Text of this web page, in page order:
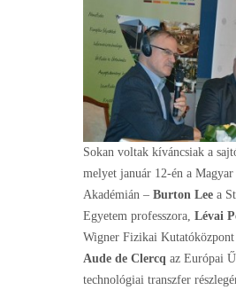
Sokan voltak kíváncsiak a
melyet január 12-én a
Akadémián – Burton Lee a
Egyetem professzora, Lévai
Wigner Fizikai
Aude de Clercq az Európai
technológiai transzfer